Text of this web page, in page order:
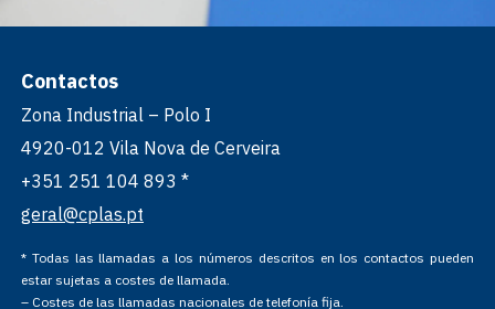
Contactos
Zona Industrial – Polo I
4920-012 Vila Nova de Cerveira
+351 251 104 893 *
geral@cplas.pt
* Todas las llamadas a los números descritos en los contactos pueden
estar sujetas a costes de llamada.
– Costes de las llamadas nacionales de telefonía fija.